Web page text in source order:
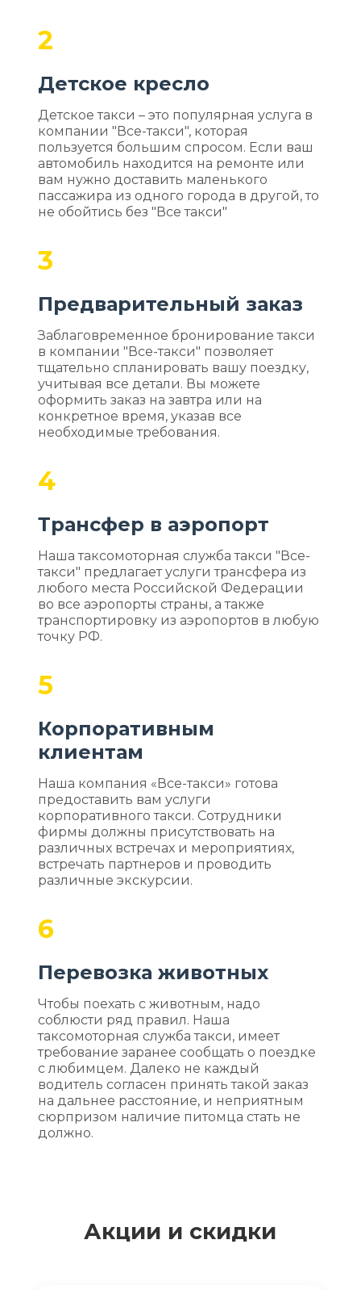
2
Детское кресло
Детское такси – это популярная услуга в
компании "Все-такси", которая
пользуется большим спросом. Если ваш
автомобиль находится на ремонте или
вам нужно доставить маленького
пассажира из одного города в другой, то
не обойтись без "Все такси"
3
Предварительный заказ
Заблаговременное бронирование такси
в компании "Все-такси" позволяет
тщательно спланировать вашу поездку,
учитывая все детали. Вы можете
оформить заказ на завтра или на
конкретное время, указав все
необходимые требования.
4
Трансфер в аэропорт
Наша таксомоторная служба такси "Все-
такси" предлагает услуги трансфера из
любого места Российской Федерации
во все аэропорты страны, а также
транспортировку из аэропортов в любую
точку РФ.
5
Корпоративным
клиентам
Наша компания «Все-такси» готова
предоставить вам услуги
корпоративного такси. Сотрудники
фирмы должны присутствовать на
различных встречах и мероприятиях,
встречать партнеров и проводить
различные экскурсии.
6
Перевозка животных
Чтобы поехать с животным, надо
соблюсти ряд правил. Наша
таксомоторная служба такси, имеет
требование заранее сообщать о поездке
с любимцем. Далеко не каждый
водитель согласен принять такой заказ
на дальнее расстояние, и неприятным
сюрпризом наличие питомца стать не
должно.
Акции и скидки